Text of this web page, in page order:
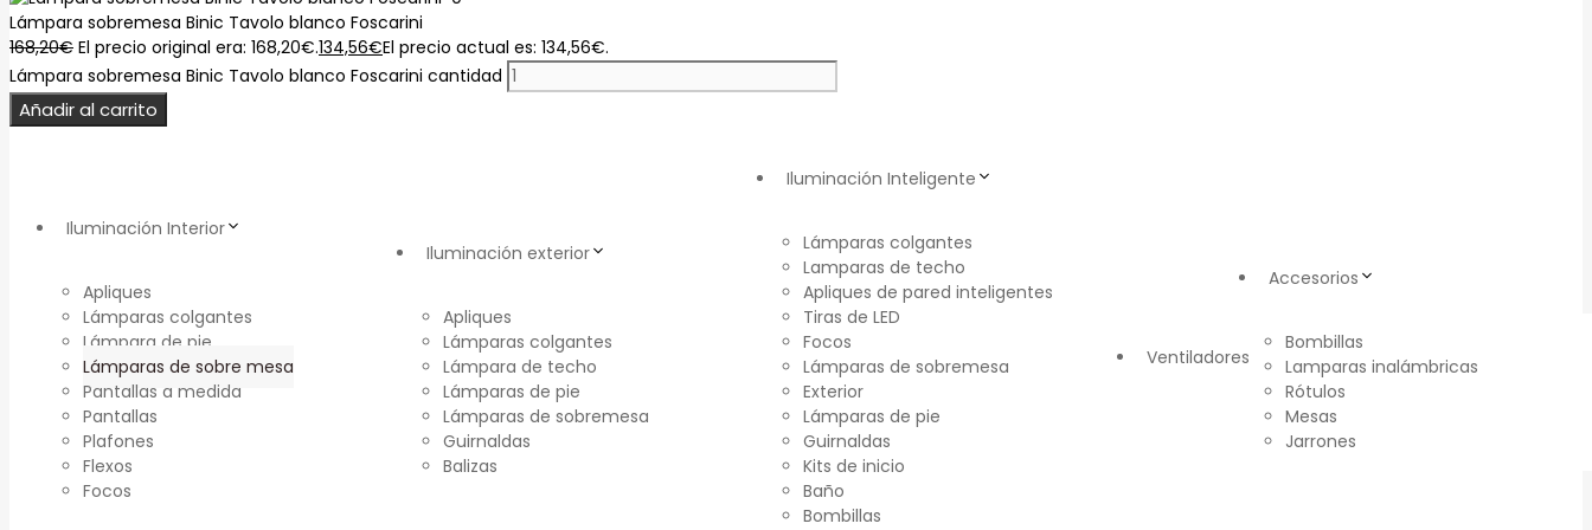
Lámpara sobremesa Binic Tavolo blanco Foscarini
168,20€ El precio original era: 168,20€.134,56€El precio actual es: 134,56€.
Lámpara sobremesa Binic Tavolo blanco Foscarini cantidad
Añadir al carrito
Iluminación Interior
Apliques
Lámparas colgantes
Lámpara de pie
Lámparas de sobre mesa
Pantallas a medida
Pantallas
Plafones
Flexos
Focos
Iluminación exterior
Apliques
Lámparas colgantes
Lámpara de techo
Lámparas de pie
Lámparas de sobremesa
Guirnaldas
Balizas
Iluminación Inteligente
Lámparas colgantes
Lamparas de techo
Apliques de pared inteligentes
Tiras de LED
Focos
Lámparas de sobremesa
Exterior
Lámparas de pie
Guirnaldas
Kits de inicio
Baño
Bombillas
Ventiladores
Accesorios
Bombillas
Lamparas inalámbricas
Rótulos
Mesas
Jarrones